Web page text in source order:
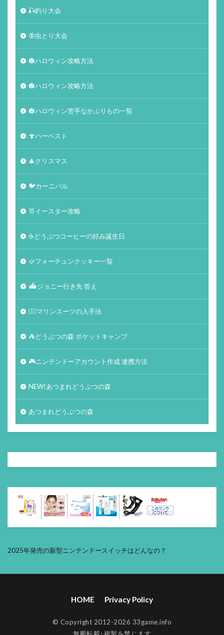
🎣釣り大会
🦋虫とり大会
🎃ハロウィン攻略方法
🎃ハロウィン攻略方法
🎃ハロウィン苦手なかぶりもの一覧
🍄ハーベスト
🎄クリスマス
🐦カーニバル
🐰イースター攻略
☕️どうぶつコーヒーの好み誕生日
🥠フォーチュンクッキー一覧
⛴ジョニー行き先 答え
🏄‍♀️マリンスーツの入手法
⛺どうぶつの森 ポケットキャンプ
🎮ニンテンドーアカウント作成 連携方法
NEW!あつまれどうぶつの森
あつまれどうぶつの森
2025年発売の新型ニンテンドースイッチはどんなの？
HOME Privacy Policy
© Copyright 2012-2026 33game.info
無断転載･複製を禁じます